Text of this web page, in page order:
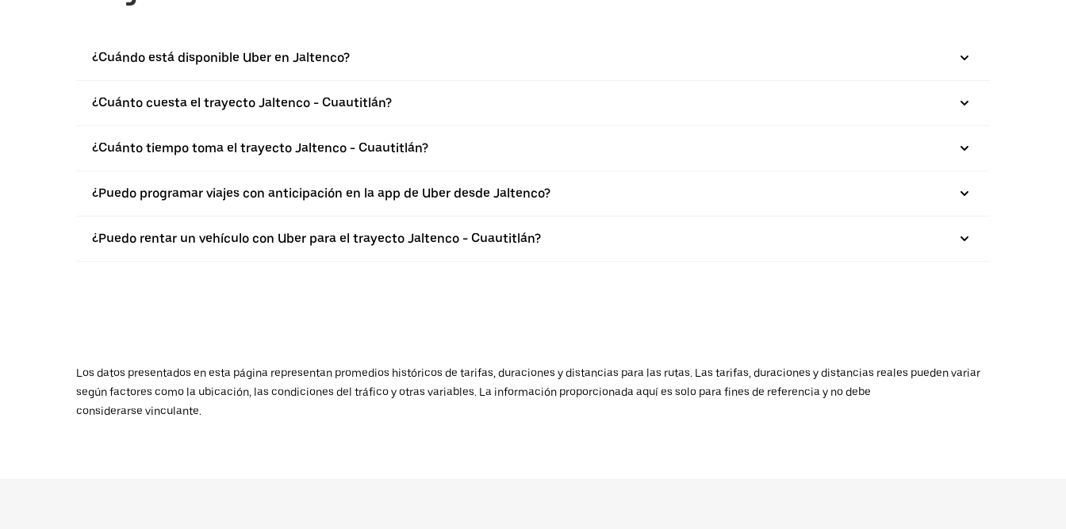
¿Cuándo está disponible Uber en Jaltenco?
¿Cuánto cuesta el trayecto Jaltenco - Cuautitlán?
¿Cuánto tiempo toma el trayecto Jaltenco - Cuautitlán?
¿Puedo programar viajes con anticipación en la app de Uber desde Jaltenco?
¿Puedo rentar un vehículo con Uber para el trayecto Jaltenco - Cuautitlán?
Los datos presentados en esta página representan promedios históricos de tarifas, duraciones y distancias para las rutas. Las tarifas, duraciones y distancias reales pueden variar
según factores como la ubicación, las condiciones del tráfico y otras variables. La información proporcionada aquí es solo para fines de referencia y no debe
considerarse vinculante.